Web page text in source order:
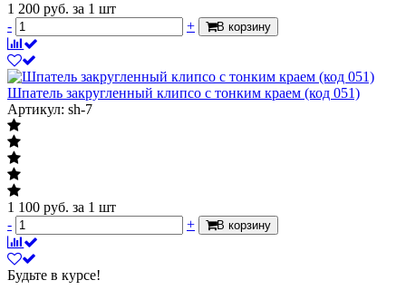
1 200 руб. за 1 шт
-
+ В корзину
Шпатель закругленный клипсо с тонким краем (код 051)
Артикул: sh-7
1 100 руб. за 1 шт
-
+ В корзину
Будьте в курсе!